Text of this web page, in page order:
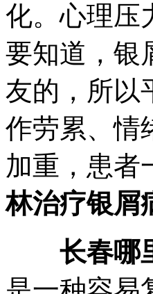
化。心理压
要知道，银
友的，所以
作劳累、情
加重，患者
林治疗银屑
长春哪